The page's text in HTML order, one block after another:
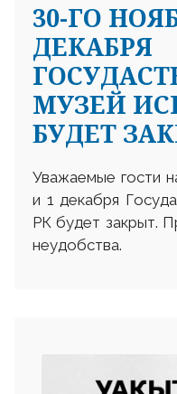
30-ГО
ДЕКАБРЯ
МУЗЕЙ
БУДЕТ
Уважаемые гости
и 1 декабря
РК будет закрыт.
неудобства.